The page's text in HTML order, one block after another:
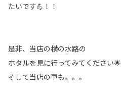
たいです💪！！
是非、当店の横の水路の
ホタルを見に行ってみてください🌟
そして当店の車も。。。